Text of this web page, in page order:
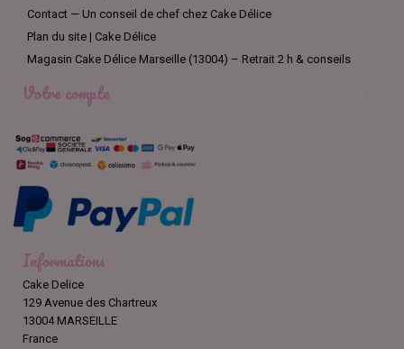
Contact — Un conseil de chef chez Cake Délice
Plan du site | Cake Délice
Magasin Cake Délice Marseille (13004) – Retrait 2 h & conseils
Votre compte
Informations
Cake Delice
129 Avenue des Chartreux
13004 MARSEILLE
France